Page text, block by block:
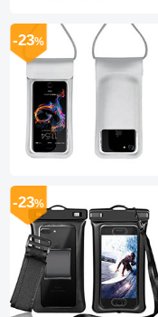
-23%
-23%